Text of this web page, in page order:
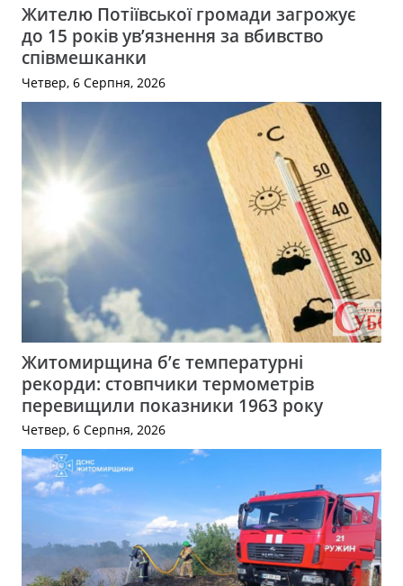
Жителю Потіївської громади загрожує
до 15 років ув’язнення за вбивство
співмешканки
Четвер, 6 Серпня, 2026
Житомирщина б’є температурні
рекорди: стовпчики термометрів
перевищили показники 1963 року
Четвер, 6 Серпня, 2026